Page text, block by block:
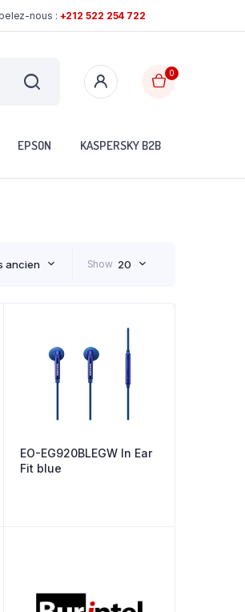
nous : +212 522 254 722
0
EPSON KASPERSKY B2B
ancien Show 20
EO-EG920BLEGW In Ear
Fit blue